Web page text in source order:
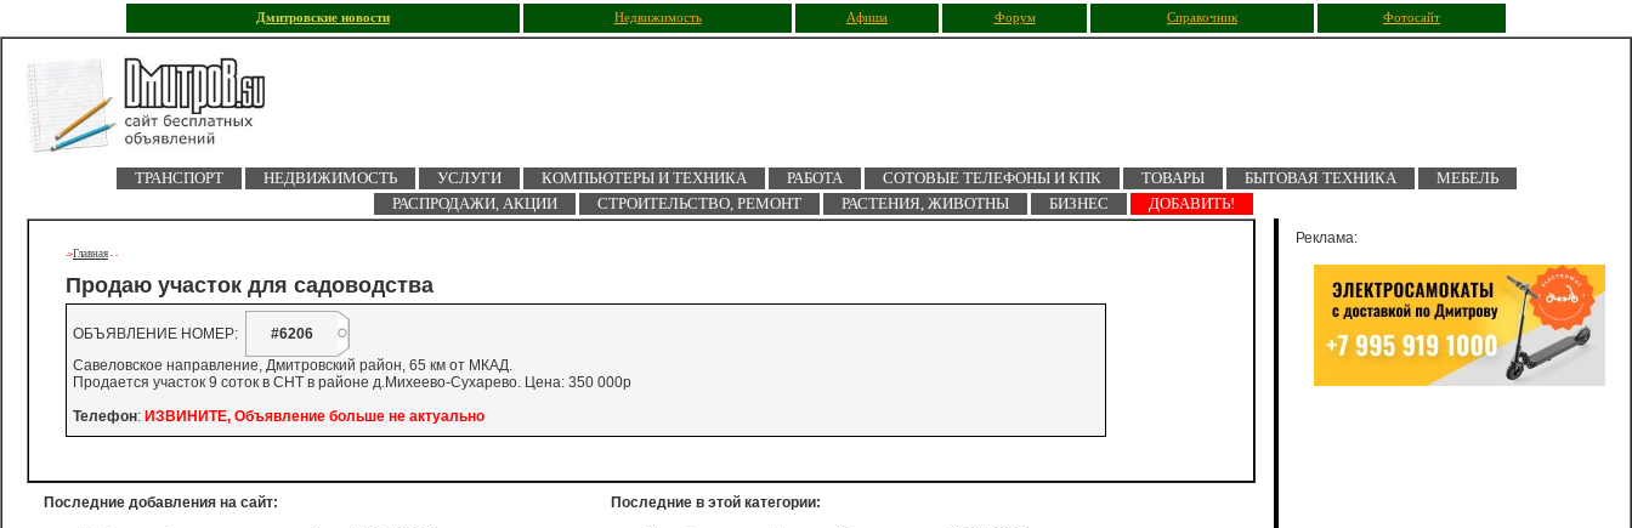
Дмитровские новости Недвижимость Афиша Форум Справочник Фотосайт
ТРАНСПОРТ НЕДВИЖИМОСТЬ УСЛУГИ КОМПЬЮТЕРЫ И ТЕХНИКА РАБОТА СОТОВЫЕ ТЕЛЕФОНЫ И КПК ТОВАРЫ БЫТОВАЯ ТЕХНИКА
МЕБЕЛЬ
РАСПРОДАЖИ, АКЦИИ
СТРОИТЕЛЬСТВО, РЕМОНТ РАСТЕНИЯ, ЖИВОТНЫ БИЗНЕС ДОБАВИТЬ!
->Главная - -
Продаю участок для садоводства
ОБЪЯВЛЕНИЕ НОМЕР:
#6206
Савеловское направление, Дмитровский район, 65 км от МКАД.
Продается участок 9 соток в СНТ в районе д.Михеево-Сухарево. Цена: 350 000р
Телефон: ИЗВИНИТЕ, Объявление больше не актуально
Последние добавления на сайт: Последние в этой категории:
Реклама: